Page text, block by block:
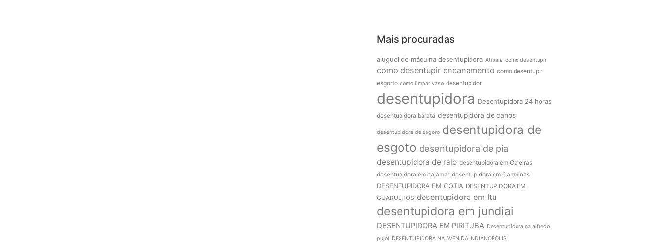
Mais procuradas
aluguel de máquina desentupidora Atibaia como desentupir
como desentupir encanamento como desentupir
esgorto como limpar vaso desentupidor
desentupidora Desentupidora 24 horas
desentupidora barata desentupidora de canos
desentupidora de esgoro desentupidora de
esgoto desentupidora de pia
desentupidora de ralo desentupidora em Caieiras
desentupidora em cajamar desentupidora em Campinas
DESENTUPIDORA EM COTIA DESENTUPIDORA EM
GUARULHOS desentupidora em Itu
desentupidora em jundiai
DESENTUPIDORA EM PIRITUBA Desentupidora na alfredo
pujol DESENTUPIDORA NA AVENIDA INDIANOPOLIS